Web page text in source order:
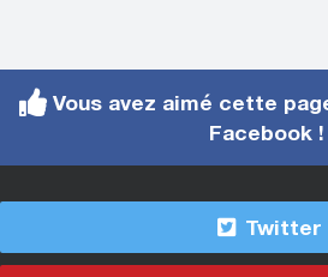
Vous avez aimé cette
Facebook !
Twitter